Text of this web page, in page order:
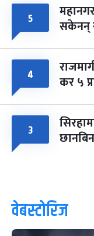
५ सकेनन्
४ कर ५
३
वेबस्टोरिज